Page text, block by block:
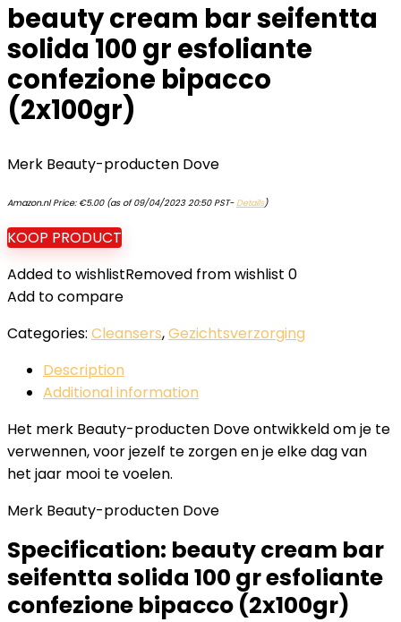
beauty cream bar seifentta
solida 100 gr esfoliante
confezione bipacco
(2x100gr)
Merk Beauty-producten Dove
Amazon.nl Price: €5.00(as of 09/04/2023 20:50 PST- Details)
KOOP PRODUCT
Added to wishlistRemoved from wishlist 0
Add to compare
Categories: Cleansers,Gezichtsverzorging
Description
Additional information
Het merk Beauty-producten Dove ontwikkeld om je te
verwennen, voor jezelf te zorgen en je elke dag van
het jaar mooi te voelen.
Merk Beauty-producten Dove
Specification: beauty cream bar
seifentta solida 100 gr esfoliante
confezione bipacco (2x100gr)